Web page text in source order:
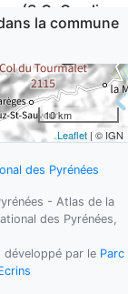
(S.G. Gmelin,
Fiche espèce
1758
Fiche espèce
(Linnaeus,
la commune
10 km
Leaflet | © IGN
des Pyrénées
- Atlas de la
des Pyrénées,
développé par le Parc